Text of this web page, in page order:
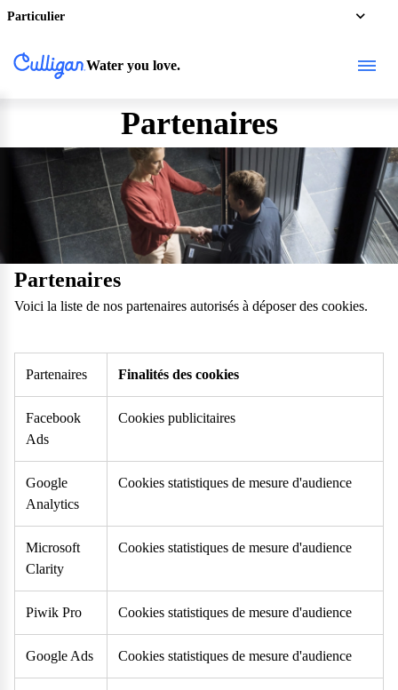
Particulier
Water you love.
Partenaires
Partenaires
Voici la liste de nos partenaires autorisés à déposer des cookies.
Partenaires Finalités des cookies
Facebook
Ads
Cookies publicitaires
Google
Analytics
Cookies statistiques de mesure d'audience
Microsoft
Clarity
Cookies statistiques de mesure d'audience
Piwik Pro Cookies statistiques de mesure d'audience
Google Ads Cookies statistiques de mesure d'audience